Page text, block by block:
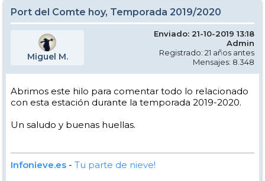
Port del Comte hoy, Temporada 2019/2020
Miguel M.
Enviado: 21-10-2019 13:18
Admin
Registrado: 21 años antes
Mensajes: 8.348
Abrimos este hilo para comentar todo lo relacionado
con esta estación durante la temporada 2019-2020.
Un saludo y buenas huellas.
Infonieve.es - Tu parte de nieve!